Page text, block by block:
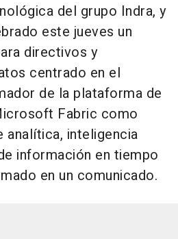
del grupo Indra, y
este jueves un
directivos y
centrado en el
de la plataforma de
Fabric como
analítica, inteligencia
información en tiempo
en un comunicado.